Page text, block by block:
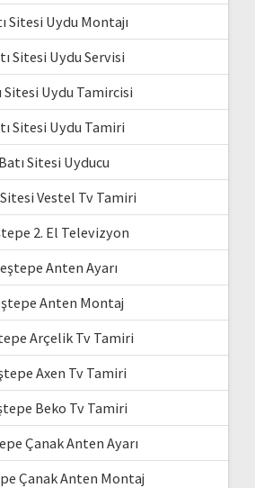
Sitesi Uydu Montajı
Sitesi Uydu Servisi
Sitesi Uydu Tamircisi
Sitesi Uydu Tamiri
Batı Sitesi Uyducu
Vestel Tv Tamiri
2. El Televizyon
Anten Ayarı
Anten Montaj
Arçelik Tv Tamiri
Axen Tv Tamiri
Beko Tv Tamiri
Çanak Anten Ayarı
Çanak Anten Montaj